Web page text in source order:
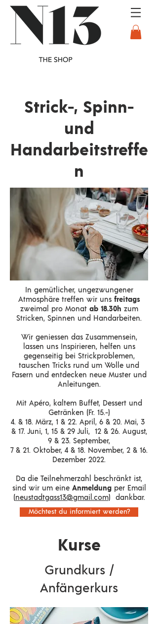
Strick-, Spinn-
und
Handarbeitstreffe
n
In gemütlicher, ungezwungener
Atmosphäre treffen wir uns freitags
zweimal pro Monat ab 18.30h zum
Stricken, Spinnen und Handarbeiten.
Wir geniessen das Zusammensein,
lassen uns Inspirieren, helfen uns
gegenseitig bei Strickproblemen,
tauschen Tricks rund um Wolle und
Fasern und entdecken neue Muster und
Anleitungen.
Mit Apéro, kaltem Buffet, Dessert und
Getränken (Fr. 15.-)
4. & 18. März, 1 & 22. April, 6 & 20. Mai, 3
& 17. Juni, 1, 15 & 29 Juli, 12 & 26. August,
9 & 23. September,
7 & 21. Oktober, 4 & 18. November, 2 & 16.
Dezember 2022.
Da die Teilnehmerzahl beschränkt ist,
sind wir um eine Anmeldungper Email
(neustadtgass13@gmail.com) dankbar.
Möchtest du informiert werden?
Kurse
Grundkurs /
Anfängerkurs